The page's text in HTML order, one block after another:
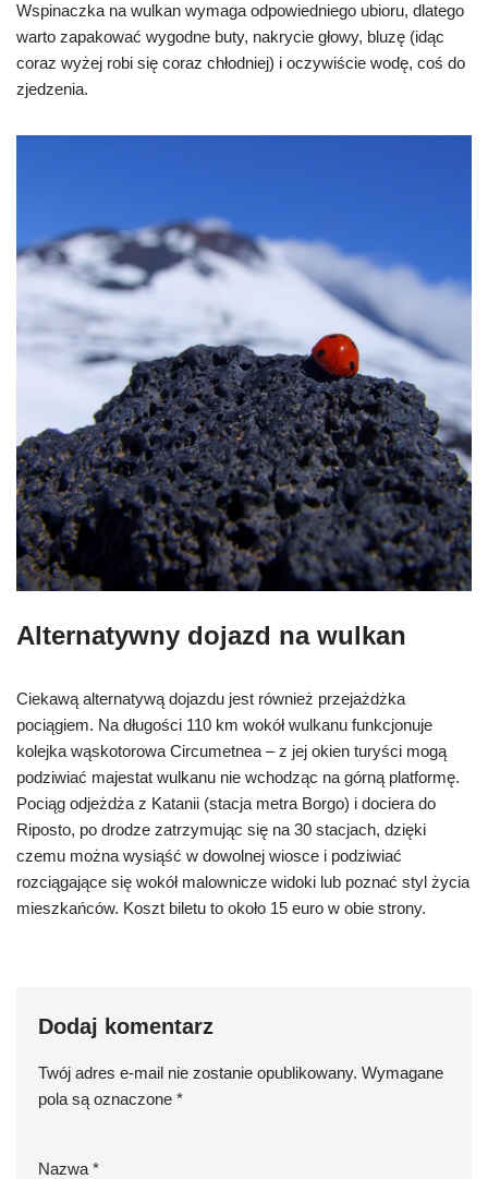
Wspinaczka na wulkan wymaga odpowiedniego ubioru, dlatego
warto zapakować wygodne buty, nakrycie głowy, bluzę (idąc
coraz wyżej robi się coraz chłodniej) i oczywiście wodę, coś do
zjedzenia.
Alternatywny dojazd na wulkan
Ciekawą alternatywą dojazdu jest również przejażdżka
pociągiem. Na długości 110 km wokół wulkanu funkcjonuje
kolejka wąskotorowa Circumetnea – z jej okien turyści mogą
podziwiać majestat wulkanu nie wchodząc na górną platformę.
Pociąg odjeżdża z Katanii (stacja metra Borgo) i dociera do
Riposto, po drodze zatrzymując się na 30 stacjach, dzięki
czemu można wysiąść w dowolnej wiosce i podziwiać
rozciągające się wokół malownicze widoki lub poznać styl życia
mieszkańców. Koszt biletu to około 15 euro w obie strony.
Dodaj komentarz
Twój adres e-mail nie zostanie opublikowany. Wymagane
pola są oznaczone *
Nazwa *